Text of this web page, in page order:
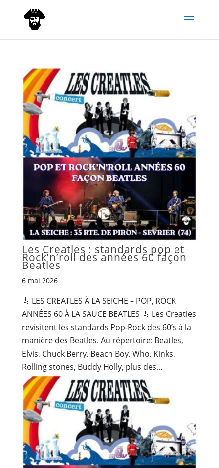
Les Creatles : standards pop et
Rock’n’roll des années 60 façon
Beatles
6 mai 2026
🎸 LES CREATLES À LA SEICHE – POP, ROCK
ANNÉES 60 À LA SAUCE BEATLES 🎸 Les Creatles
revisitent les standards Pop-Rock des 60’s à la
manière des Beatles. Au répertoire: Beatles,
Elvis, Chuck Berry, Beach Boy, Who, Kinks,
Rolling stones, Buddy Holly, plus des...